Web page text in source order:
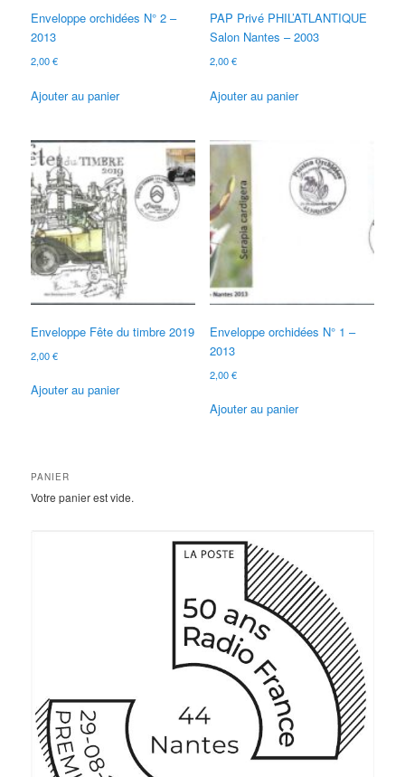
Enveloppe orchidées N° 2 –
2013
2,00€
Ajouter au panier
PAP Privé PHIL’ATLANTIQUE
Salon Nantes – 2003
2,00€
Ajouter au panier
Enveloppe Fête du timbre 2019
2,00€
Ajouter au panier
Enveloppe orchidées N° 1 –
2013
2,00€
Ajouter au panier
PANIER
Votre panier est vide.